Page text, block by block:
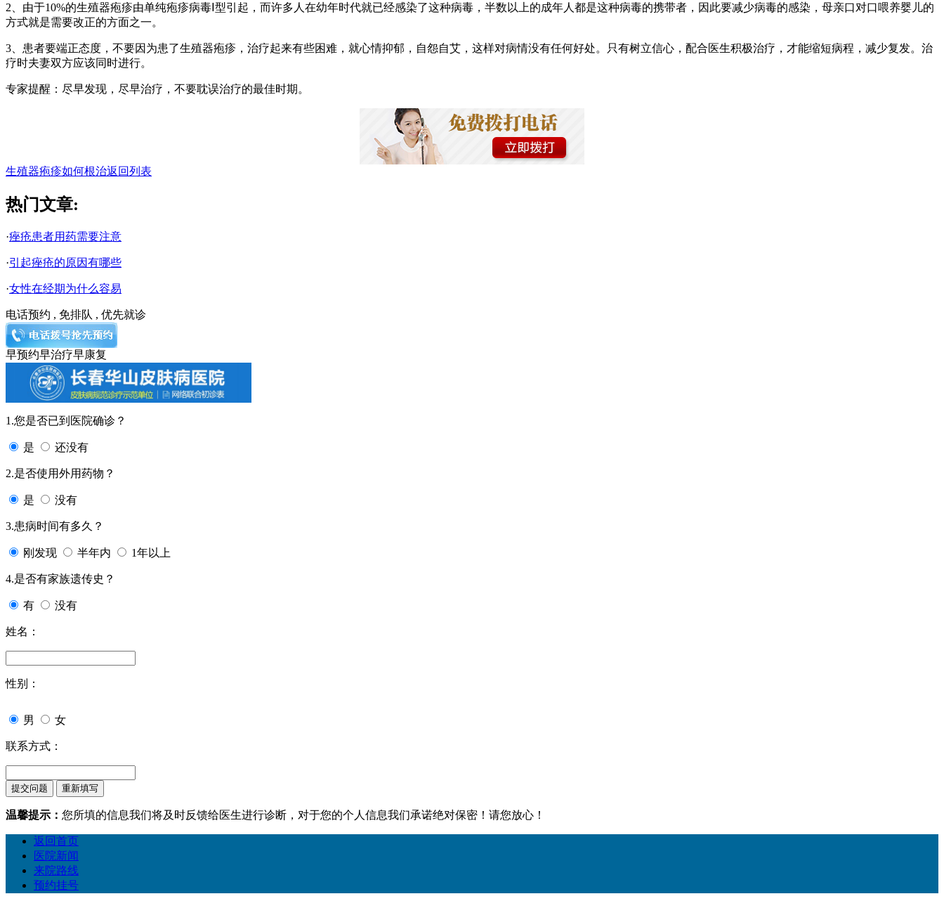
2、由于10%的生殖器疱疹由单纯疱疹病毒Ⅰ型引起，而许多人在幼年时代就已经感染了这种病毒，半数以上的成年人都是这种病毒的携带者，因此要减少病毒的感染，母亲口对口喂养婴儿的
方式就是需要改正的方面之一。
3、患者要端正态度，不要因为患了生殖器疱疹，治疗起来有些困难，就心情抑郁，自怨自艾，这样对病情没有任何好处。只有树立信心，配合医生积极治疗，才能缩短病程，减少复发。治
疗时夫妻双方应该同时进行。
专家提醒：尽早发现，尽早治疗，不要耽误治疗的最佳时期。
生殖器疱疹如何根治返回列表
热门文章:
·痤疮患者用药需要注意
·引起痤疮的原因有哪些
·女性在经期为什么容易
电话预约 , 免排队 , 优先就诊
早预约早治疗早康复
1.您是否已到医院确诊？
是 还没有
2.是否使用外用药物？
是 没有
3.患病时间有多久？
刚发现 半年内 1年以上
4.是否有家族遗传史？
有 没有
姓名：
性别：
男 女
联系方式：
温馨提示： 您所填的信息我们将及时反馈给医生进行诊断，对于您的个人信息我们承诺绝对保密！请您放心！
返回首页
医院新闻
来院路线
预约挂号